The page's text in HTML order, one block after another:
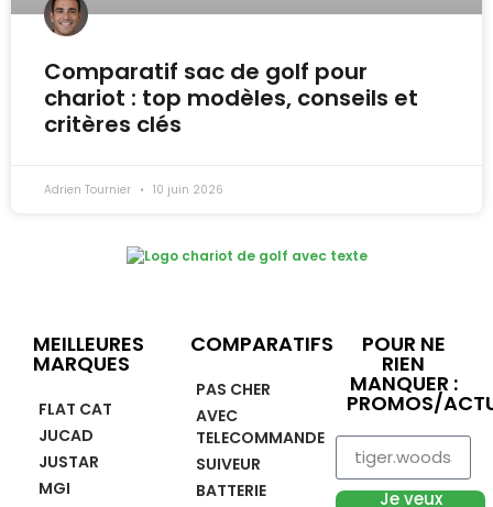
Comparatif sac de golf pour
chariot : top modèles, conseils et
critères clés
Adrien Tournier 10 juin 2026
MEILLEURES
MARQUES
FLAT CAT
JUCAD
JUSTAR
MGI
COMPARATIFS
PAS CHER
AVEC
TELECOMMANDE
SUIVEUR
BATTERIE
POUR NE
RIEN
MANQUER :
PROMOS/
Je veux